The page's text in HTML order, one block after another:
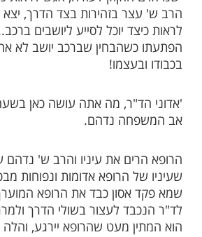
נועצו עימו וסמכו עליו
בהלכה היהודית. פעמים
ע"י צדיקי הדור כמו מרן
של ד"ר א' התפרסם ע,י
ברק ד"ר הרב משולם הרט
היהודית בלונדון עשתה את
הכבישים היו ריקים
הייתה חלקה ונעימה. לפתע
ש', ברכב העוצר בצד